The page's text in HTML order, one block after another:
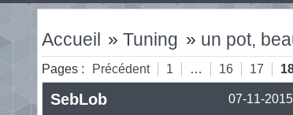
Accueil »Tuning » un pot,
Pages : Précédent 1 … 16 17
07-11-
SebLob